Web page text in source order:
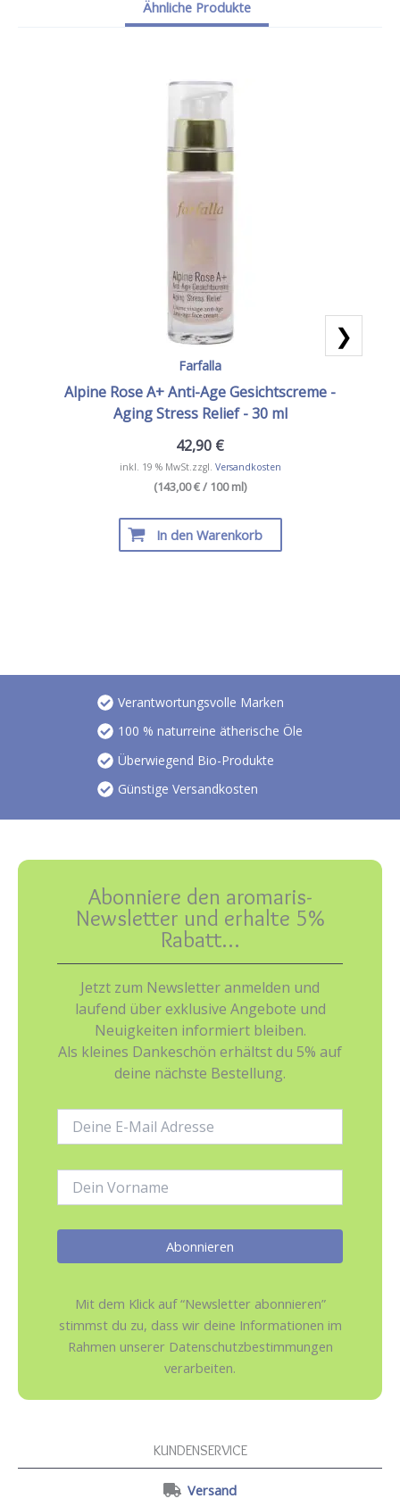
Ähnliche Produkte
Farfalla
Alpine Rose A+ Anti-Age Gesichtscreme -
Aging Stress Relief - 30 ml
42,90 €
inkl. 19 % MwSt.zzgl. Versandkosten
(143,00 € / 100 ml)
In den Warenkorb
❯
Verantwortungsvolle Marken
100 % naturreine ätherische Öle
Überwiegend Bio-Produkte
Günstige Versandkosten
Abonniere den aromaris-
Newsletter und erhalte 5%
Rabatt…
Jetzt zum Newsletter anmelden und
laufend über exklusive Angebote und
Neuigkeiten informiert bleiben.
Als kleines Dankeschön erhältst du 5% auf
deine nächste Bestellung.
Mail-
Mit dem Klick auf “Newsletter abonnieren”
stimmst du zu, dass wir deine Informationen im
Rahmen unserer Datenschutzbestimmungen
verarbeiten.
KUNDENSERVICE
Versand